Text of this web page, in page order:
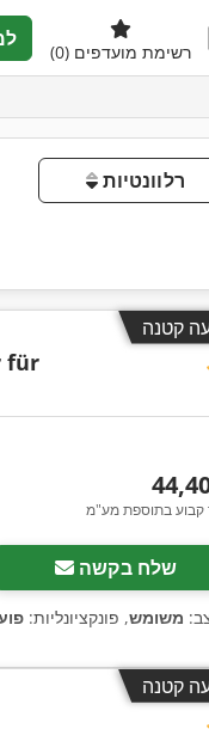
רשימת מועדפים (0)
רלוונטיות
קטנה
für
קבוע בתוספת מע"מ
שלח בקשה
משומש, פונקציונליות:
קטנה